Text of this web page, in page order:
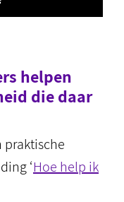
helpen
die daar
praktische
‘Hoe help ik